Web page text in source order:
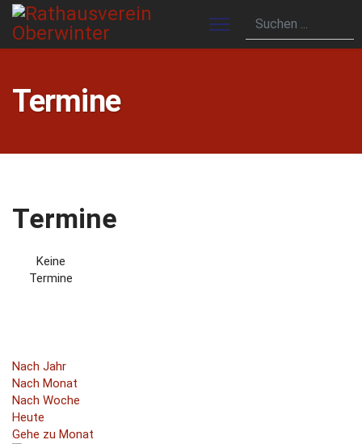
Termine
Termine
Keine
Termine
Nach Jahr
Nach Monat
Nach Woche
Heute
Gehe zu Monat